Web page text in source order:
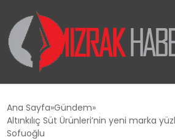
SIYASET
Ana Sayfa Gündem
Altınkılıç Süt Ürünleri’nin yeni marka
Sofuoğlu